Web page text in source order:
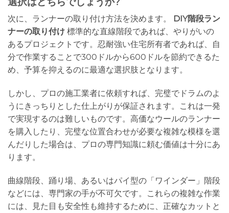
次に、ランナーの取り付け方法を決めます。
DIY階段ラン
ナーの取り付け 標準的な直線階段であれば、やりがいの
あるプロジェクトです。忍耐強い住宅所有者であれば、自
分で作業することで300ドルから600ドルを節約できるた
め、予算を抑えるのに最適な選択肢となります。
しかし、プロの施工業者に依頼すれば、完璧でドラムのよ
うにきっちりとした仕上がりが保証されます。これは一発
で実現するのは難しいものです。高価なウールのランナー
を購入したり、完璧な位置合わせが必要な複雑な模様を選
んだりした場合は、プロの専門知識に頼む価値は十分にあ
ります。
曲線階段、踊り場、あるいはパイ型の「ワインダー」階段
などには、専門家の手が不可欠です。これらの複雑な作業
には、見た目も安全性も維持するために、正確なカットと